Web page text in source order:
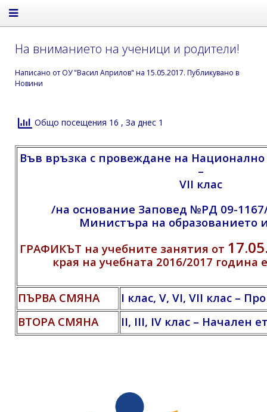
На вниманието на ученици и родители!
Написано от ОУ "Васил Априлов" на 15.05.2017. Публикувано в
Новини
Общо посещения 16 , За днес 1
Във връзка с провеждане на
–
VII клас
/на основание Заповед №РД 09-1167/
Министъра на образованието
ГРАФИКЪТ на учебните занятия от
края на учебната 2016/2017 година
ПЪРВА СМЯНА
I клас, V, VI, VII клас –
ВТОРА СМЯНА
II, III, IV клас – Начален